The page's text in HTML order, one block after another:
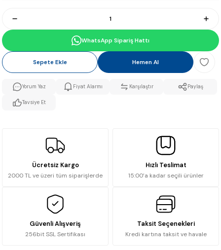
WhatsApp Sipariş Hattı
Sepete Ekle Hemen Al
Yorum Yaz Fiyat Alarmı Karşılaştır Paylaş
Tavsiye Et
Ücretsiz Kargo
2000 TL ve üzeri tüm siparişlerde
Hızlı Teslimat
15:00’a kadar seçili ürünler
Güvenli Alışveriş
256bit SSL Sertifikası
Taksit Seçenekleri
Kredi kartına taksit ve havale